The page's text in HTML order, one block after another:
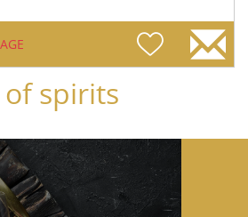
spirits